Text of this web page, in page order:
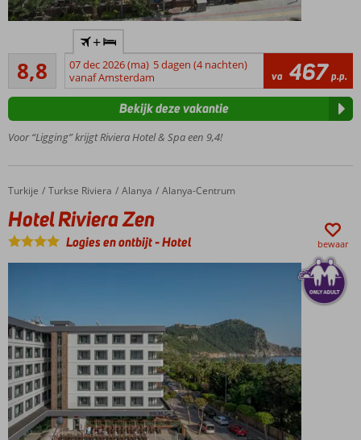
centrum
en het
Kleopatra
met
Wellness
Center
8,8Aanrader
131
beoordelingen
+
07 dec 2026 (ma) 5 dagen (4 nachten)
vanaf Amsterdam
va 467 p.p.
Voor “Ligging” krijgt Riviera Hotel & Spa een 9,4!
Bekijk deze vakantie
Home
Turkije Turkse Riviera Alanya Alanya-Centrum
Hotel Riviera Zen
Hotel Riviera Zen
Logies en ontbijt-Hotel bewaar